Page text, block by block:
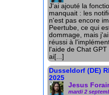
J'ai ajouté la
manquait : les
n'est pas encore
Peertube, ce qui
dommage, mais
réussi à
l'aide de Chat
ai[...]
Dusseldorf (DE)
2025
Jesus
mardi 2